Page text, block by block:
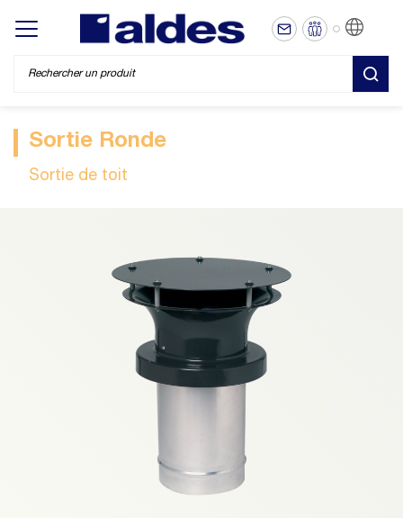
Display/hide main menu
Sortie Ronde
Sortie de toit